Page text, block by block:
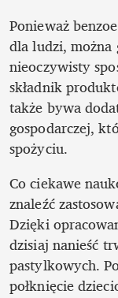
Ponieważ
dla ludzi,
nieoczywisty
składnik
także bywa
gospodarczej,
spożyciu.
Co ciekawe
znaleźć
Dzięki
dzisiaj nanieść
pastylkowych.
połknięcie